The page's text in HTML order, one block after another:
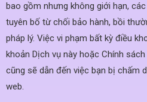
bao gồm nhưng không giới hạn,
tuyên bố từ chối bảo hành, bồi
pháp lý. Việc vi phạm bất kỳ điều
khoản Dịch vụ này hoặc Chính
cũng sẽ dẫn đến việc bạn bị chấm
web.